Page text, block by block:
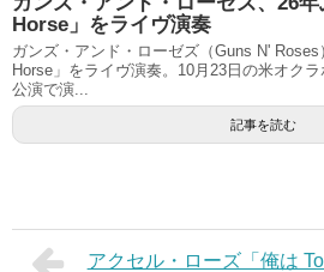
Horse」をライヴ演奏
ガンズ・アンド・ローゼズ（Guns N'
Horse」をライヴ演奏。10月23日の米オク
公演で演...
記事を読む
アクセル・ローズ「俺は